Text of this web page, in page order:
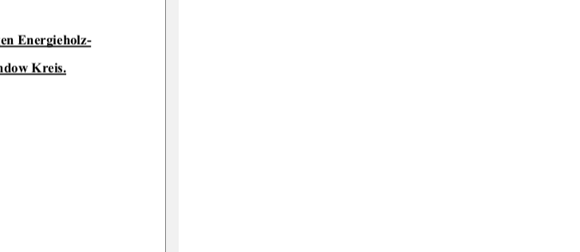
Energieholz-
Kreis.